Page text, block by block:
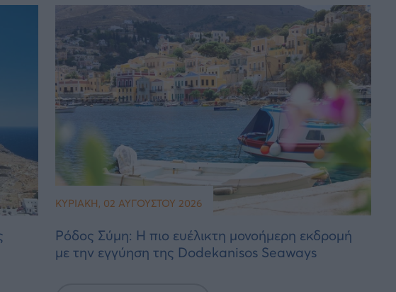
ΚΥΡΙΑΚΉ, 02 ΑΥΓΟΎΣΤΟΥ 2026
Ρόδος Σύμη: Η πιο ευέλικτη μονοήμερη εκδρομή
με την εγγύηση της Dodekanisos Seaways